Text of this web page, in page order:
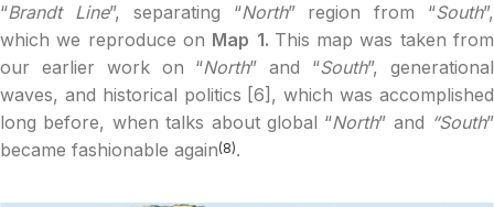
“Brandt Line”, separating “North” region from “South”,
which we reproduce on Map 1. This map was taken from
our earlier work on “North” and “South”, generational
waves, and historical politics [6], which was accomplished
long before, when talks about global “North” and “South”
became fashionable again(8).